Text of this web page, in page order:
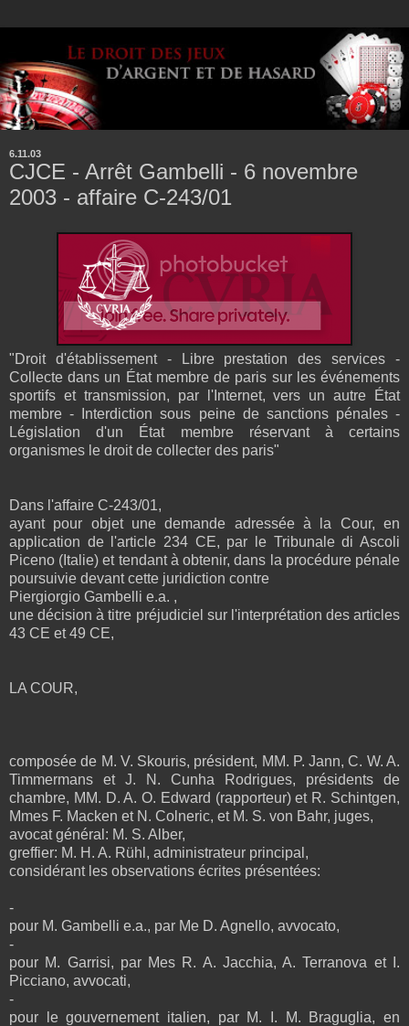
6.11.03
CJCE - Arrêt Gambelli - 6 novembre
2003 - affaire C-243/01
"Droit d'établissement - Libre prestation des services -
Collecte dans un État membre de paris sur les événements
sportifs et transmission, par l'Internet, vers un autre État
membre - Interdiction sous peine de sanctions pénales -
Législation d'un État membre réservant à certains
organismes le droit de collecter des paris"
Dans l'affaire C-243/01,
ayant pour objet une demande adressée à la Cour, en
application de l'article 234 CE, par le Tribunale di Ascoli
Piceno (Italie) et tendant à obtenir, dans la procédure pénale
poursuivie devant cette juridiction contre
Piergiorgio Gambelli e.a. ,
une décision à titre préjudiciel sur l'interprétation des articles
43 CE et 49 CE,
LA COUR,
composée de M. V. Skouris, président, MM. P. Jann, C. W. A.
Timmermans et J. N. Cunha Rodrigues, présidents de
chambre, MM. D. A. O. Edward (rapporteur) et R. Schintgen,
Mmes F. Macken et N. Colneric, et M. S. von Bahr, juges,
avocat général: M. S. Alber,
greffier: M. H. A. Rühl, administrateur principal,
considérant les observations écrites présentées:
-
pour M. Gambelli e.a., par Me D. Agnello, avvocato,
-
pour M. Garrisi, par Mes R. A. Jacchia, A. Terranova et I.
Picciano, avvocati,
-
pour le gouvernement italien, par M. I. M. Braguglia, en